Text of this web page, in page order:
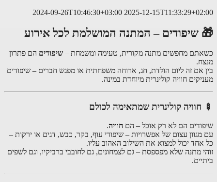
2024-09-26T10:46:30+03:00 2025-12-15T11:33:29+02:00
🎁 שיפודים – המתנה המושלמת לכל אירוע
כשאתם מחפשים מתנה מקורית, טעימה ומשמחת – שיפודים הם פתרון
מנצח.
בין אם זה ליום הולדת, חג, ארוחה משפחתית או מפגש חברים – שיפודים
מעניקים חוויה קולינרית מיוחדת במינה.
🍢 חוויה קולינרית שמתאימה לכולם
שיפודים הם לא רק אוכל – הם חוויה.
עם מגוון עצום של אפשרויות – שיפודי עוף, בקר, כבש, דגים או ירקות –
כל אחד יכול למצוא את השילוב האהוב עליו.
זוהי מתנה שלא מפספסת – גם לצמחונים, גם לחובבי ברביקיו, וגם לשפים
ביתיים.